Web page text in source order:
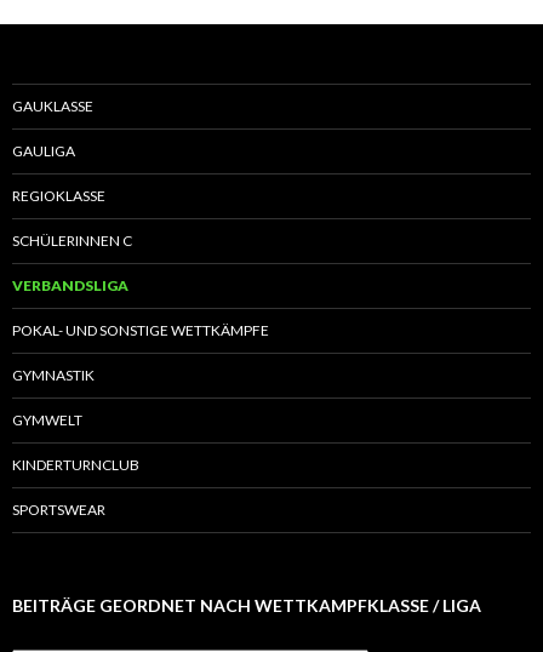
Navigation
GAUKLASSE
GAULIGA
REGIOKLASSE
SCHÜLERINNEN C
VERBANDSLIGA
POKAL- UND SONSTIGE WETTKÄMPFE
GYMNASTIK
GYMWELT
KINDERTURNCLUB
SPORTSWEAR
BEITRÄGE GEORDNET NACH WETTKAMPFKLASSE / LIGA